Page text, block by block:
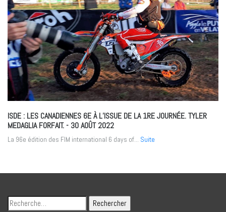
ISDE : LES CANADIENNES 6E À L’ISSUE DE LA 1RE JOURNÉE. TYLER
MEDAGLIA FORFAIT.- 30 AOÛT 2022
La 96e édition des FIM international 6 days of... Suite